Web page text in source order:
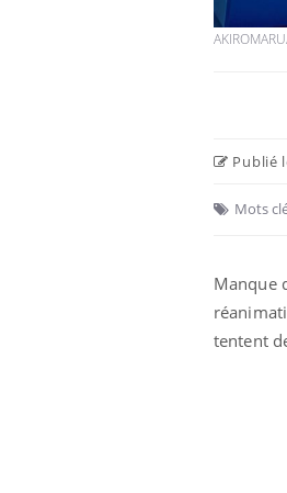
Publié
Mots
Manque
tentent